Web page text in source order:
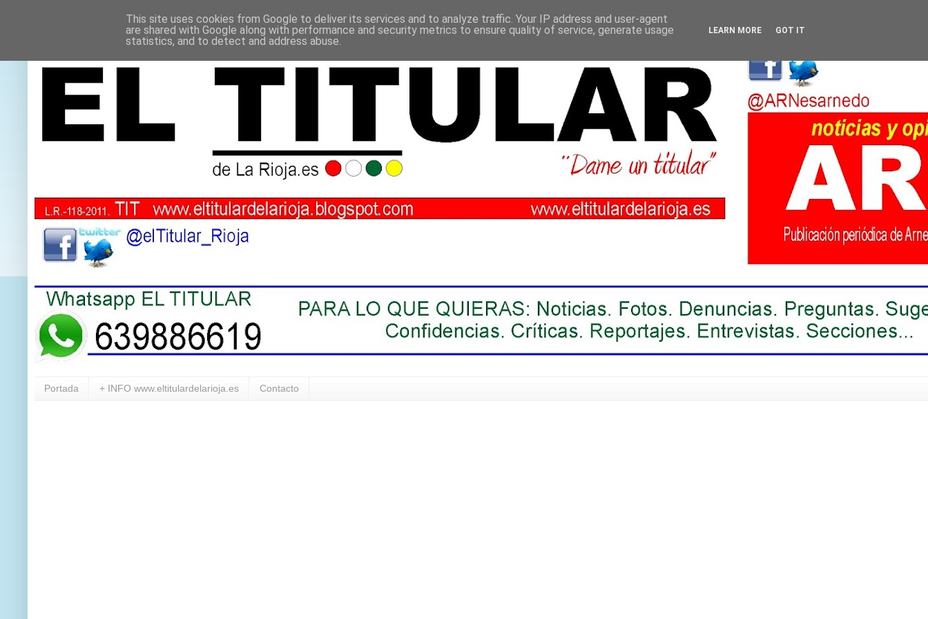
Portada + INFO www.eltitulardelarioja.es Contacto
This site uses cookies from Google to deliver its services and to analyze traffic. Your IP address and user-agent
are shared with Google along with performance and security metrics to ensure quality of service, generate usage
statistics, and to detect and address abuse.
LEARN MORE GOT IT